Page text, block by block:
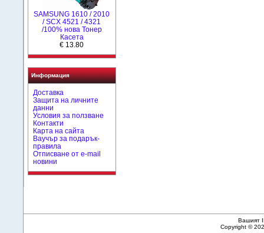
SAMSUNG 1610 / 2010
/ SCX 4521 / 4321
/100% нова Toнер
Касета
€ 13.80
Информация
Доставка
Защита на личните
данни
Условия за ползване
Контакти
Карта на сайта
Ваучър за подарък-
правила
Отписване от e-mail
новини
Вашият
Copyright ©